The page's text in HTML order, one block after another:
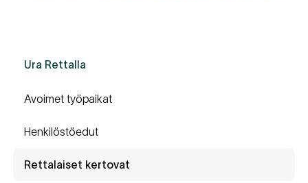
Ura Rettalla
Avoimet työpaikat
Henkilöstöedut
Rettalaiset kertovat